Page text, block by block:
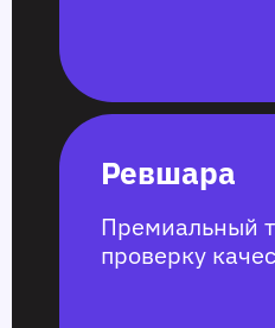
Ревшара
Премиальный
проверку